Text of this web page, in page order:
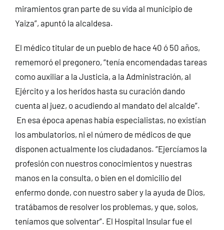
miramientos gran parte de su vida al municipio de
Yaiza”, apuntó la alcaldesa.
El médico titular de un pueblo de hace 40 ó 50 años,
rememoró el pregonero, “tenía encomendadas tareas
como auxiliar a la Justicia, a la Administración, al
Ejército y a los heridos hasta su curación dando
cuenta al juez, o acudiendo al mandato del alcalde”.
En esa época apenas había especialistas, no existían
los ambulatorios, ni el número de médicos de que
disponen actualmente los ciudadanos. “Ejercíamos la
profesión con nuestros conocimientos y nuestras
manos en la consulta, o bien en el domicilio del
enfermo donde, con nuestro saber y la ayuda de Dios,
tratábamos de resolver los problemas, y que, solos,
teníamos que solventar”. El Hospital Insular fue el